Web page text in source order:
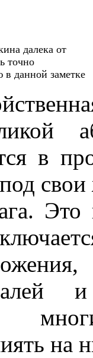
далека от
точно
данной заметке
в
свои
Это
на